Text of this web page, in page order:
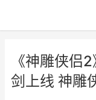
《神雕侠侣
剑上线 神雕